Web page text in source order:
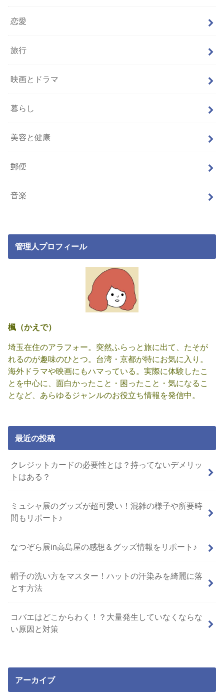
恋愛
旅行
映画とドラマ
暮らし
美容と健康
郵便
音楽
管理人プロフィール
楓（かえで）
埼玉在住のアラフォー。突然ふらっと旅に出て、たそが
れるのが趣味のひとつ。台湾・京都が特にお気に入り。
海外ドラマや映画にもハマっている。実際に体験したこ
とを中心に、面白かったこと・困ったこと・気になるこ
となど、あらゆるジャンルのお役立ち情報を発信中。
最近の投稿
クレジットカードの必要性とは？持ってないデメリッ
トはある？
ミュシャ展のグッズが超可愛い！混雑の様子や所要時
間もリポート♪
なつぞら展in高島屋の感想＆グッズ情報をリポート♪
帽子の洗い方をマスター！ハットの汗染みを綺麗に落
とす方法
コバエはどこからわく！？大量発生していなくならな
い原因と対策
アーカイブ